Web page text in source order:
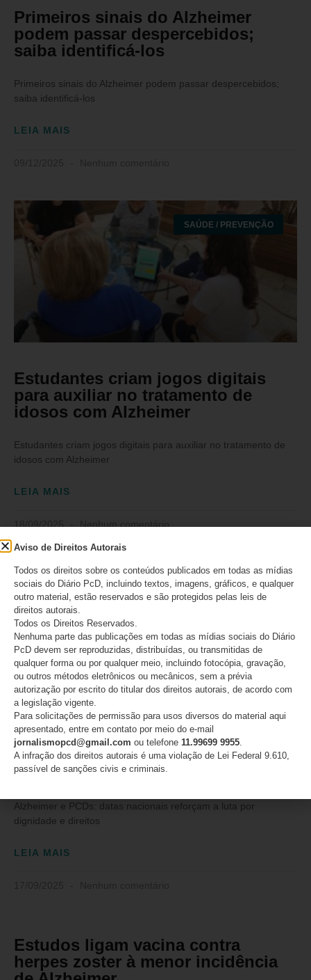
Primeiros sinais do Alzheimer
podem passar despercebidos;
saiba identificá-los
Primeiros sinais do Alzheimer podem passar despercebidos;
saiba identificá-los
LEIA MAIS
SAÚDE / PREVENÇÃO
Estudantes criam jogos digitais
para auxiliar no tratamento de
idosos com Alzheimer
Estudantes criam jogos digitais para auxiliar no tratamento de
idosos com Alzheimer
LEIA MAIS
18/09/2025 Nenhum comentário
MUNDO PCD
Alzheimer e PCDs: datas nacionais
reforçam a luta por dignidade e
direitos
Alzheimer e PCDs: datas nacionais reforçam a luta por
dignidade e direitos
LEIA MAIS
Estudos ligam vacina contra
herpes zoster à menor incidência
Aviso de Direitos Autorais
Todos os direitos sobre os conteúdos publicados em todas as mídias
sociais do Diário PcD, incluindo textos, imagens, gráficos, e qualquer
outro material, estão reservados e são protegidos pelas leis de
direitos autorais.
Todos os Direitos Reservados.
Nenhuma parte das publicações em todas as mídias sociais do Diário
PcD devem ser reproduzidas, distribuídas, ou transmitidas de
qualquer forma ou por qualquer meio, incluindo fotocópia, gravação,
ou outros métodos eletrônicos ou mecânicos, sem a prévia
autorização por escrito do titular dos direitos autorais, de acordo com
a legislação vigente.
Para solicitações de permissão para usos diversos do material aqui
apresentado, entre em contato por meio do e-mail
jornalismopcd@gmail.com ou telefone 11.99699 9955.
A infração dos direitos autorais é uma violação de Lei Federal 9.610,
passível de sanções civis e criminais.